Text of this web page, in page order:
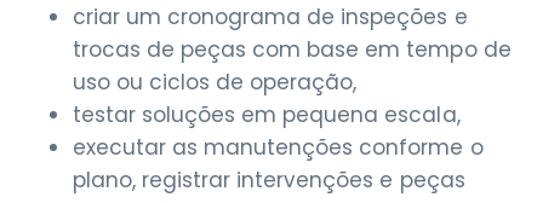
criar um cronograma de inspeções e
trocas de peças com base em tempo de
uso ou ciclos de operação,
testar soluções em pequena escala,
executar as manutenções conforme o
plano, registrar intervenções e peças